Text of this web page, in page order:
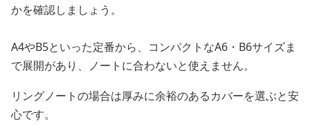
かを確認しましょう。
A4やB5といった定番から、コンパクトなA6・B6サイズま
で展開があり、ノートに合わないと使えません。
リングノートの場合は厚みに余裕のあるカバーを選ぶと安
心です。